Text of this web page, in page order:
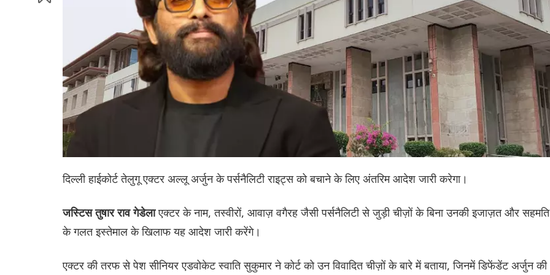
दिल्ली हाईकोर्ट तेलुगू एक्टर अल्लू अर्जुन के पर्सनैलिटी राइट्स को बचाने के लिए अंतरिम आदेश जारी करेगा।
जस्टिस तुषार राव गेडेलाएक्टर के नाम, तस्वीरों, आवाज़ वगैरह जैसी पर्सनैलिटी से जुड़ी चीज़ों के बिना उनकी इजाज़त और सहमति
के गलत इस्तेमाल के खिलाफ यह आदेश जारी करेंगे।
एक्टर की तरफ से पेश सीनियर एडवोकेट स्वाति सुकुमार ने कोर्ट को उन विवादित चीज़ों के बारे में बताया, जिनमें डिफेंडेंट अर्जुन की